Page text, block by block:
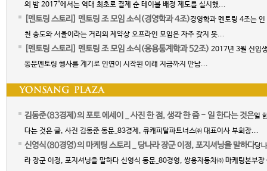
의 밤 2017"에서는 역대 최초로 결제 순 테이블 배정 제도를 실시했...
[멘토링 스토리] 멘토링 조 모임 소식(경영학과 4조)경영학과 멘토링 4조는 인
천 송도와 서울이라는 거리의 제약상 오프라인 모임은 자주 갖지 못...
[멘토링 스토리] 멘토링 조 모임 소식(응용통계학과 52조) 2017년 3월 신입
동문멘토링 행사를 계기로 인연이 시작된 이래 지금까지 만남...
김동준(83경제)의 포토 에세이 _ 사진 한 점, 생각 한 줌 - 일 한다는 것은일
다는 것은 글, 사진 김동준 동문_83경제, 큐캐피탈파트너스㈜ 대표이사 부회장...
신영식(80경영)의 마케팅 스토리 _ 당나라 장군 이정, 포지셔닝을 말하다당나
라 장군 이정, 포지셔닝을 말하다 신영식 동문_80경영, 쌍용자동차㈜ 마케팅본부장·